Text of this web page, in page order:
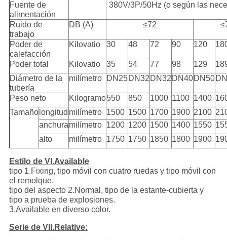
Fuente de
alimentación
380V/3P/50Hz (o según las
Ruido de
trabajo
DB (A) ≤72
Poder de
calefacción
Kilovatio 30 48 72 90 120
Poder total Kilovatio 35 54 77 98 129
Diámetro de la
tubería
milímetro DN25DN32 DN32 DN40DN50
Peso neto Kilogramo550 850 1000 1100 1400
Tamaño longitud milímetro 1500 1500 1700 1900 2100
anchuramilímetro 1200 1200 1500 1400 1550
alto
milímetro 1750 1750 1850 1800 1900
Estilo de VI.Available
tipo 1.Fixing, tipo móvil con cuatro ruedas y tipo móvil con
el remolque.
tipo del aspecto 2.Normal, tipo de la estante-cubierta y
tipo a prueba de explosiones.
3.Available en diverso color.
Serie de VII.Relative: